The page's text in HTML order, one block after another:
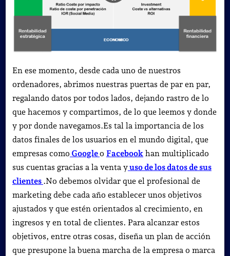
En ese momento, desde cada uno de nuestros
ordenadores, abrimos nuestras puertas de par en par,
regalando datos por todos lados, dejando rastro de lo
que hacemos y compartimos, de lo que leemos y donde
y por donde navegamos.Es tal la importancia de los
datos finales de los usuarios en el mundo digital, que
empresas como Googleo Facebookhan multiplicado
sus cuentas gracias a la venta yuso de los datos de sus
clientes .No debemos olvidar que el profesional de
marketing debe cada año establecer unos objetivos
ajustados y que estén orientados al crecimiento, en
ingresos y en total de clientes. Para alcanzar estos
objetivos, entre otras cosas, diseña un plan de acción
que presupone la buena marcha de la empresa o marca